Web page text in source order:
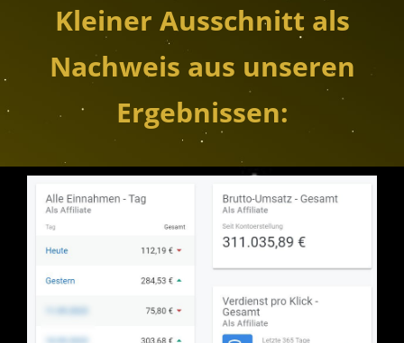
Kleiner Ausschnitt als
Nachweis aus unseren
Ergebnissen: